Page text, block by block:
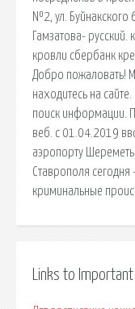
№2, ул. Буйнакского
Гамзатова-
кровли сбербанк
Добро пожаловать!
находитесь на
поиск информации.
веб. с 01.04.2019
аэропорту
Ставрополя сегодня
криминальные
Links to